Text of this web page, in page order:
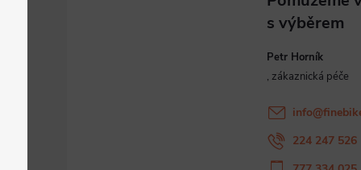
Petr Horník
info@
224 247 526